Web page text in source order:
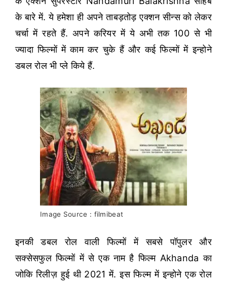
के बारे में. ये हमेशा ही अपने ताबड़तोड़ एक्शन सीन्स को लेकर
चर्चा में रहते हैं. अपने करियर में ये अभी तक 100 से भी
ज्यादा फिल्मों में काम कर चुके हैं और कई फिल्मों में इन्होने
डबल रोल भी प्ले किये हैं.
Image Source : filmibeat
इनकी डबल रोल वाली फिल्मों में सबसे पॉपुलर और
सक्सेसफुल फिल्मों में से एक नाम है फिल्म Akhanda का
जोकि रिलीज़ हुई थी 2021 में. इस फिल्म में इन्होने एक रोल